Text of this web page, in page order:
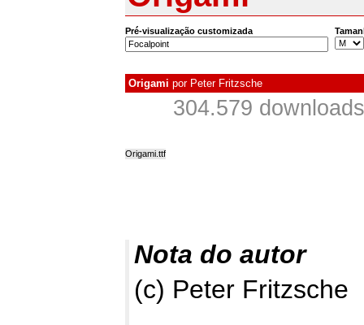
Pré-visualização customizada
Origami por Peter Fritzsche
304.579
Origami.ttf
Nota do autor
(c) Peter Fritzsche